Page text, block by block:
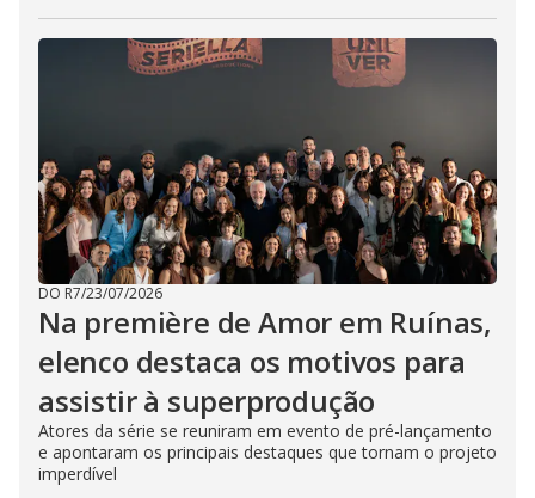
DO R7/23/07/2026
Na première de Amor em Ruínas,
elenco destaca os motivos para
assistir à superprodução
Atores da série se reuniram em evento de pré-lançamento
e apontaram os principais destaques que tornam o projeto
imperdível